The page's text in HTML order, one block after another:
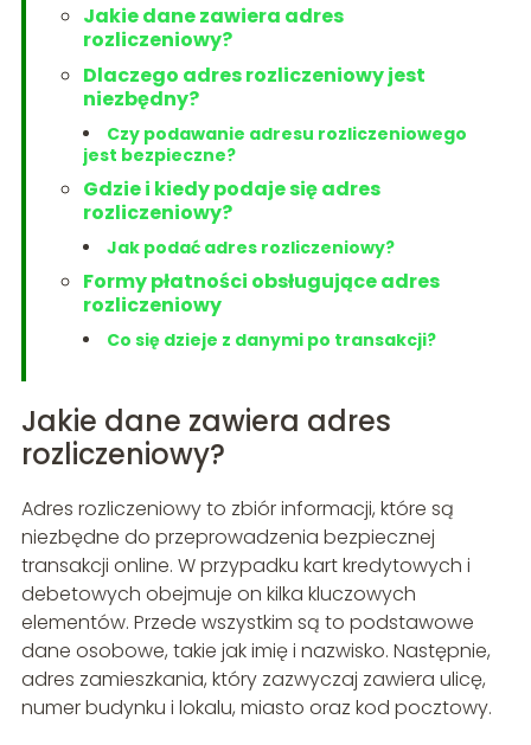
Jakie dane zawiera adres
rozliczeniowy?
Dlaczego adres rozliczeniowy jest
niezbędny?
Czy podawanie adresu rozliczeniowego
jest bezpieczne?
Gdzie i kiedy podaje się adres
rozliczeniowy?
Jak podać adres rozliczeniowy?
Formy płatności obsługujące adres
rozliczeniowy
Co się dzieje z danymi po transakcji?
Jakie dane zawiera adres
rozliczeniowy?
Adres rozliczeniowy to zbiór informacji, które są
niezbędne do przeprowadzenia bezpiecznej
transakcji online. W przypadku kart kredytowych i
debetowych obejmuje on kilka kluczowych
elementów. Przede wszystkim są to podstawowe
dane osobowe, takie jak imię i nazwisko. Następnie,
adres zamieszkania, który zazwyczaj zawiera ulicę,
numer budynku i lokalu, miasto oraz kod pocztowy.